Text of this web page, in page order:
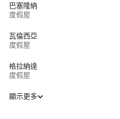
巴塞隆納
度假屋
瓦倫西亞
度假屋
格拉納達
度假屋
顯示更多